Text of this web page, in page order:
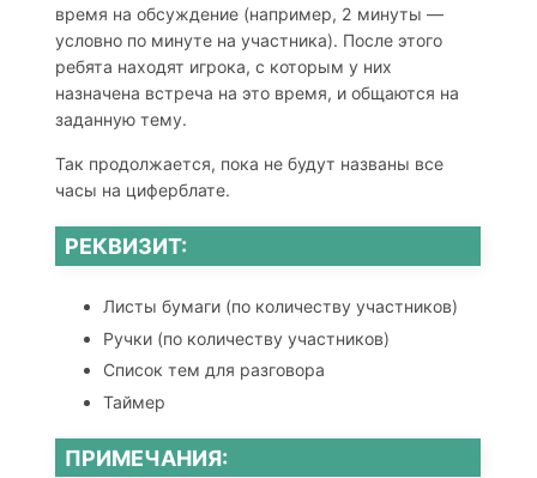
время на обсуждение (например, 2 минуты —
условно по минуте на участника). После этого
ребята находят игрока, с которым у них
назначена встреча на это время, и общаются на
заданную тему.
Так продолжается, пока не будут названы все
часы на циферблате.
РЕКВИЗИТ:
Листы бумаги (по количеству участников)
Ручки (по количеству участников)
Список тем для разговора
Таймер
ПРИМЕЧАНИЯ: